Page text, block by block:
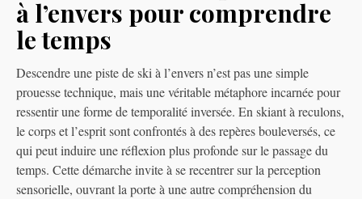
à l’envers pour comprendre
le temps
Descendre une piste de ski à l’envers n’est pas une simple
prouesse technique, mais une véritable métaphore incarnée pour
ressentir une forme de temporalité inversée. En skiant à reculons,
le corps et l’esprit sont confrontés à des repères bouleversés, ce
qui peut induire une réflexion plus profonde sur le passage du
temps. Cette démarche invite à se recentrer sur la perception
sensorielle, ouvrant la porte à une autre compréhension du